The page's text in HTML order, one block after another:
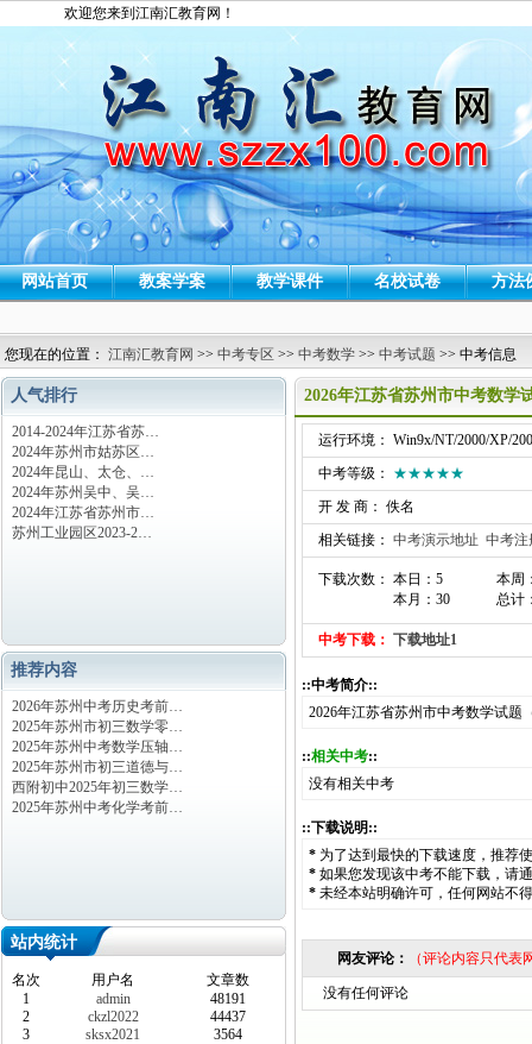
欢迎您来到江南汇教育网！
网站首页 教案学案 教学课件 名校试卷 方法
您现在的位置： 江南汇教育网 >> 中考专区 >> 中考数学 >> 中考试题 >> 中考信息
人气排行
2014-2024年江苏省苏…
2024年苏州市姑苏区…
2024年昆山、太仓、…
2024年苏州吴中、吴…
2024年江苏省苏州市…
苏州工业园区2023-2…
推荐内容
2026年苏州中考历史考前…
2025年苏州市初三数学零…
2025年苏州中考数学压轴…
2025年苏州市初三道德与…
西附初中2025年初三数学…
2025年苏州中考化学考前…
站内统计
名次 用户名
文章数
1
admin
48191
2
ckzl2022
44437
3
sksx2021
3564
2026年江苏省苏州市中考数学
运行环境： Win9x/NT/2000/XP/
中考等级： ★★★★★
开 发 商： 佚名
相关链接： 中考演示地址 中考注
下载次数： 本日：5
本月：30
本周
总计
中考下载： 下载地址1
::中考简介::
2026年江苏省苏州市中考数学试题
::相关中考::
没有相关中考
::下载说明::
* 为了达到最快的下载速度，推荐
* 如果您发现该中考不能下载，请
* 未经本站明确许可，任何网站不
网友评论： （评论内容只代
没有任何评论